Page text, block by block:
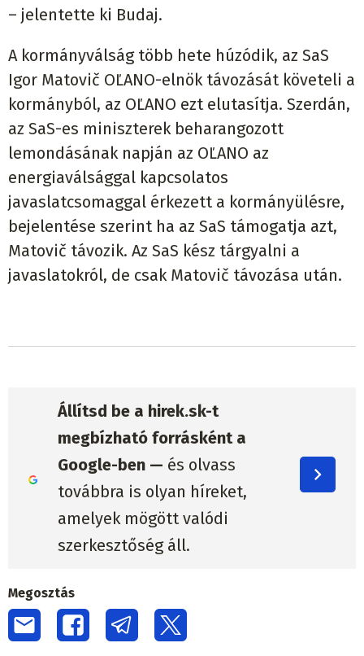
– jelentette ki Budaj.
A kormányválság több hete húzódik, az SaS
Igor Matovič OĽANO-elnök távozását követeli a
kormányból, az OĽANO ezt elutasítja. Szerdán,
az SaS-es miniszterek beharangozott
lemondásának napján az OĽANO az
energiaválsággal kapcsolatos
javaslatcsomaggal érkezett a kormányülésre,
bejelentése szerint ha az SaS támogatja azt,
Matovič távozik. Az SaS kész tárgyalni a
javaslatokról, de csak Matovič távozása után.
Állítsd be a hirek.sk-t
megbízható forrásként a
Google-ben — és olvass
továbbra is olyan híreket,
amelyek mögött valódi
szerkesztőség áll.
Megosztás